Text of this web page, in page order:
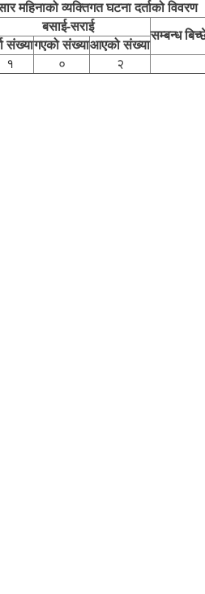
महिनाको व्यक्तिगत घटना दर्ताको विवरण
बसाई-सराई
सम्बन्ध
संख्यागएको संख्याआएको संख्या
१ ० २